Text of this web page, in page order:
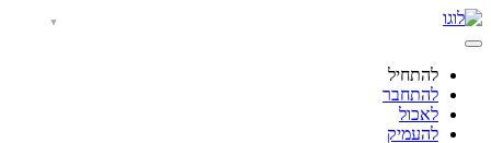
להתחיל
להתחבר
לאכול
להעמיק